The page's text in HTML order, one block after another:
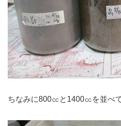
ちなみに800㏄と1400㏄を並べ